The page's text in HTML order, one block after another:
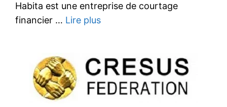
Habita est une entreprise de courtage
financier … Lire plus